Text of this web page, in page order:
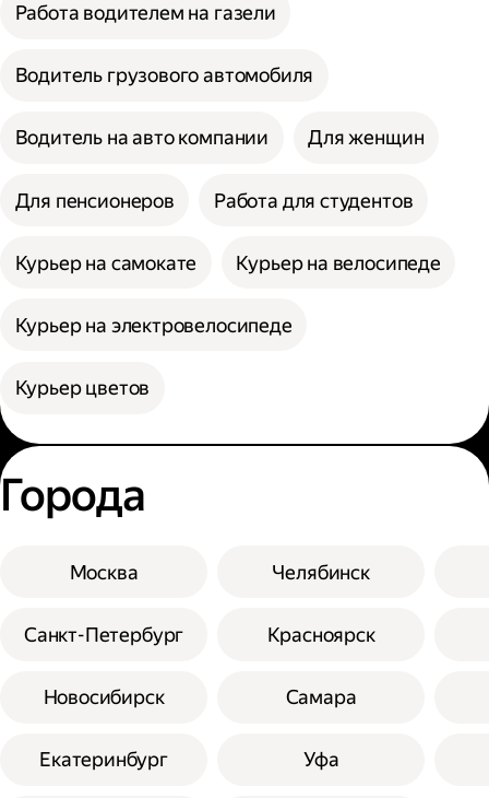
Работа водителем на газели
Водитель грузового автомобиля
Водитель на авто компании Для женщин
Для пенсионеров Работа для студентов
Курьер на самокате Курьер на велосипеде
Курьер на электровелосипеде
Курьер цветов
Города
Москва
Санкт-Петербург
Новосибирск
Екатеринбург
Челябинск
Красноярск
Самара
Уфа